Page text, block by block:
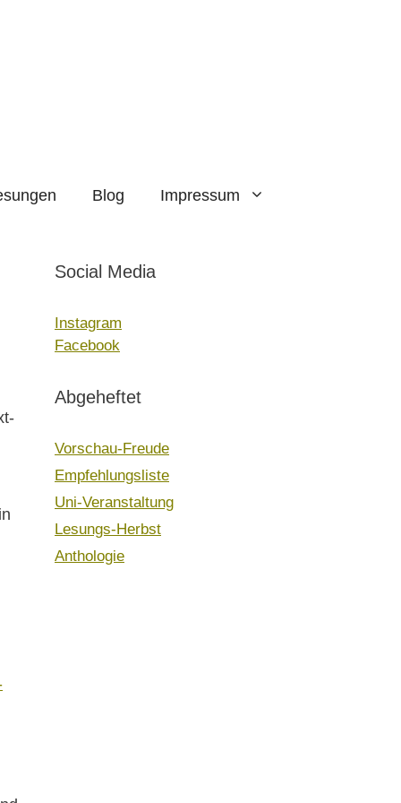
Blog Impressum
Social Media
Instagram
Facebook
Abgeheftet
Vorschau-Freude
Empfehlungsliste
Uni-Veranstaltung
Lesungs-Herbst
Anthologie